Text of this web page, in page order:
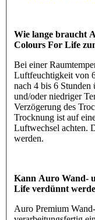
Wie lange braucht
Colours For Life
Bei einer
Luftfeuchtigkeit von
nach 4 bis 6
und/oder niedriger
Verzögerung des
Trocknung ist auf
Luftwechsel achten.
werden.
Kann Auro Wand-
Life verdünnt
Auro Premium